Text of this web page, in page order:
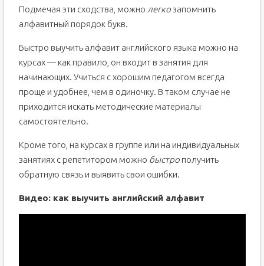
Подмечая эти сходства, можно легкозапомнить
алфавитный порядок букв.
Быстро выучить алфавит английского языка можно на
курсах — как правило, он входит в занятия для
начинающих. Учиться с хорошим педагогом всегда
проще и удобнее, чем в одиночку. В таком случае не
приходится искать методические материалы
самостоятельно.
Кроме того, на курсах в группе или на индивидуальных
занятиях с репетитором можно быстрополучить
обратную связь и выявить свои ошибки.
Видео: как выучить английский алфавит